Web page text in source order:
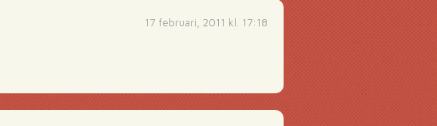
17 februari, 2011 kl. 17:18